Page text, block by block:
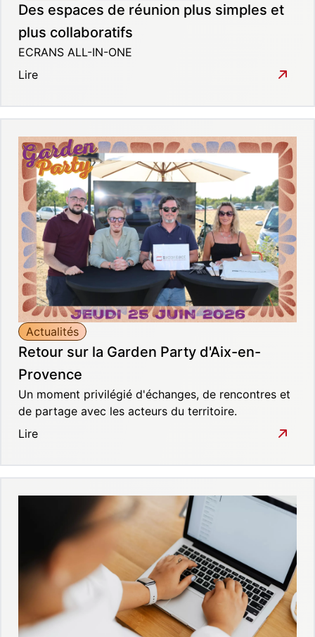
Des espaces de réunion plus simples et
plus collaboratifs
ECRANS ALL-IN-ONE
Lire
Actualités
Retour sur la Garden Party d'Aix-en-
Provence
Un moment privilégié d'échanges, de rencontres et
de partage avec les acteurs du territoire.
Lire